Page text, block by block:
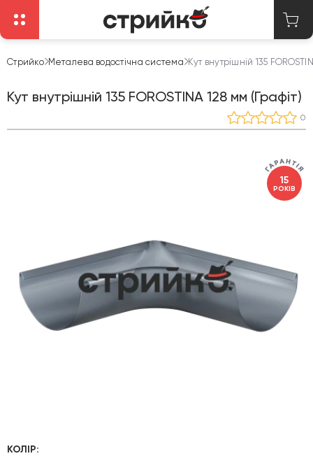
Стрийко Металева водостічна система Кут внутрішній 135
Кут внутрішній 135 FOROSTINA 128 мм (Графіт)
0
15
РОКІВ
КОЛІР: